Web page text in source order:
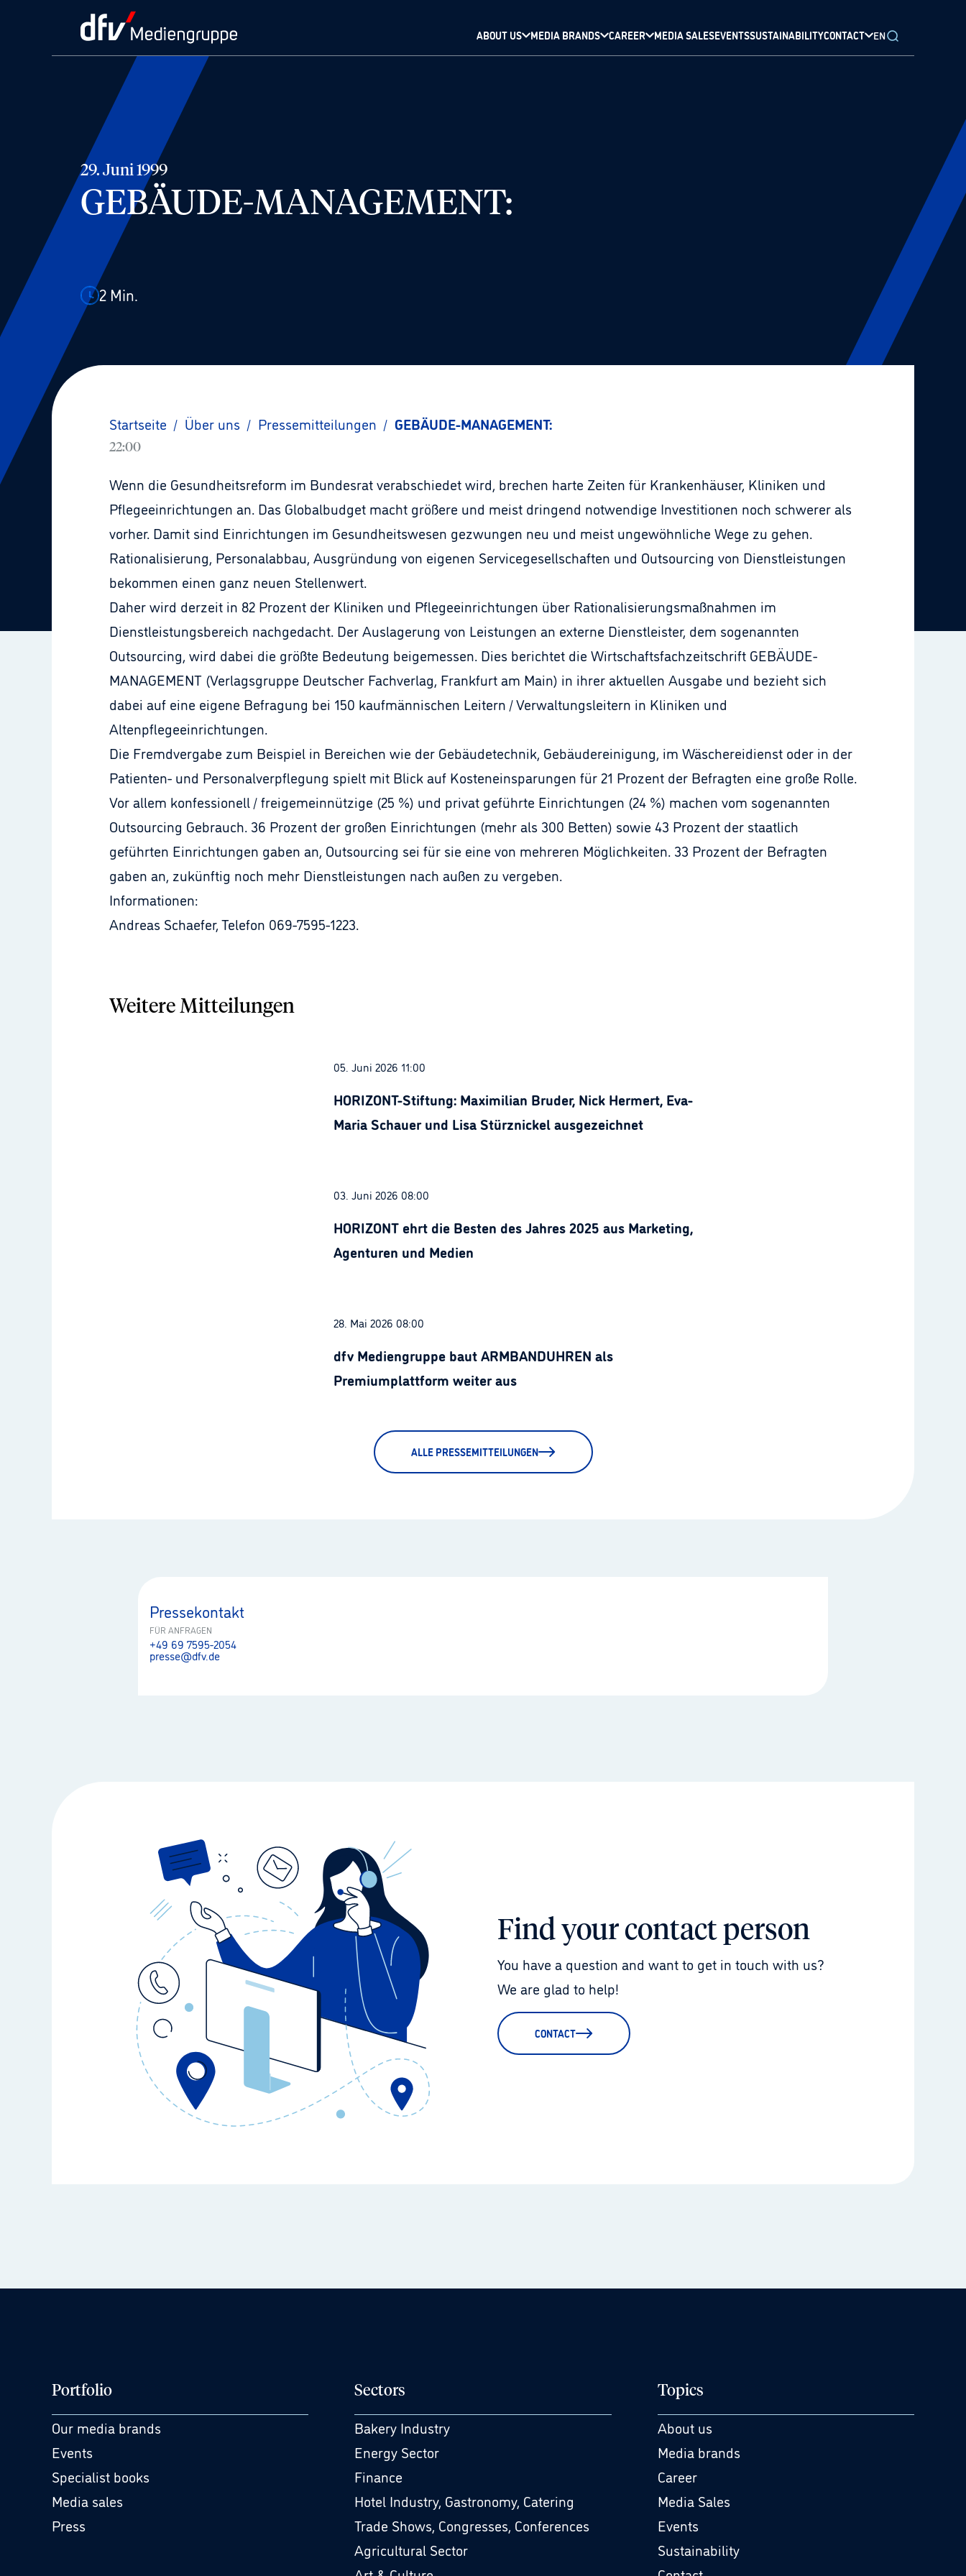
ABOUT US MEDIA BRANDS CAREER MEDIA SALESEVENTSSUSTAINABILITYCONTACT EN
29. Juni 1999
GEBÄUDE-MANAGEMENT:
2 Min.
Startseite / Über uns / Pressemitteilungen / GEBÄUDE-MANAGEMENT:
22:00
Wenn die Gesundheitsreform im Bundesrat verabschiedet wird, brechen harte Zeiten für Krankenhäuser, Kliniken und
Pflegeeinrichtungen an. Das Globalbudget macht größere und meist dringend notwendige Investitionen noch schwerer als
vorher. Damit sind Einrichtungen im Gesundheitswesen gezwungen neu und meist ungewöhnliche Wege zu gehen.
Rationalisierung, Personalabbau, Ausgründung von eigenen Servicegesellschaften und Outsourcing von Dienstleistungen
bekommen einen ganz neuen Stellenwert.
Daher wird derzeit in 82 Prozent der Kliniken und Pflegeeinrichtungen über Rationalisierungsmaßnahmen im
Dienstleistungsbereich nachgedacht. Der Auslagerung von Leistungen an externe Dienstleister, dem sogenannten
Outsourcing, wird dabei die größte Bedeutung beigemessen. Dies berichtet die Wirtschaftsfachzeitschrift GEBÄUDE-
MANAGEMENT (Verlagsgruppe Deutscher Fachverlag, Frankfurt am Main) in ihrer aktuellen Ausgabe und bezieht sich
dabei auf eine eigene Befragung bei 150 kaufmännischen Leitern / Verwaltungsleitern in Kliniken und
Altenpflegeeinrichtungen.
Die Fremdvergabe zum Beispiel in Bereichen wie der Gebäudetechnik, Gebäudereinigung, im Wäschereidienst oder in der
Patienten- und Personalverpflegung spielt mit Blick auf Kosteneinsparungen für 21 Prozent der Befragten eine große Rolle.
Vor allem konfessionell / freigemeinnützige (25 %) und privat geführte Einrichtungen (24 %) machen vom sogenannten
Outsourcing Gebrauch. 36 Prozent der großen Einrichtungen (mehr als 300 Betten) sowie 43 Prozent der staatlich
geführten Einrichtungen gaben an, Outsourcing sei für sie eine von mehreren Möglichkeiten. 33 Prozent der Befragten
gaben an, zukünftig noch mehr Dienstleistungen nach außen zu vergeben.
Informationen:
Andreas Schaefer, Telefon 069-7595-1223.
Weitere Mitteilungen
05. Juni 2026 11:00
HORIZONT-Stiftung: Maximilian Bruder, Nick Hermert, Eva-
Maria Schauer und Lisa Stürznickel ausgezeichnet
03. Juni 2026 08:00
HORIZONT ehrt die Besten des Jahres 2025 aus Marketing,
Agenturen und Medien
28. Mai 2026 08:00
dfv Mediengruppe baut ARMBANDUHREN als
Premiumplattform weiter aus
ALLE PRESSEMITTEILUNGEN
Pressekontakt
FÜR ANFRAGEN
+49 69 7595-2054
presse@dfv.de
Find your contact person
You have a question and want to get in touch with us?
We are glad to help!
CONTACT
Portfolio
Our media brands
Events
Specialist books
Media sales
Press
Sectors
Bakery Industry
Energy Sector
Finance
Hotel Industry, Gastronomy, Catering
Trade Shows, Congresses, Conferences
Agricultural Sector
Topics
About us
Media brands
Career
Media Sales
Events
Sustainability